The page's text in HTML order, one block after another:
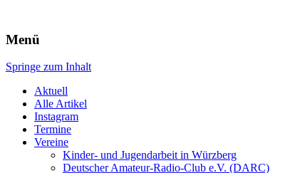
Würzberg.info
Suchen
Menü
Springe zum Inhalt
Aktuell
Alle Artikel
Instagram
Termine
Vereine
Kinder- und Jugendarbeit in Würzberg
Deutscher Amateur-Radio-Club e.V. (DARC)